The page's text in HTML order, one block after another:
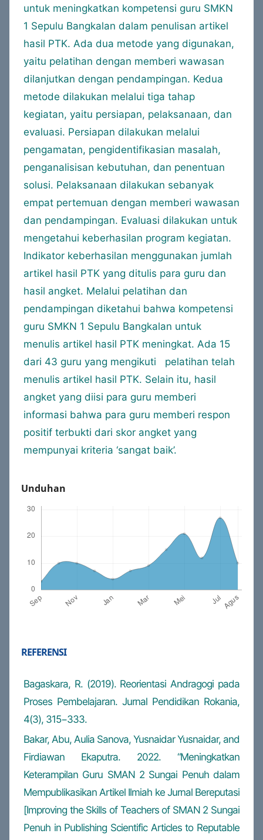
untuk meningkatkan kompetensi guru SMKN
1 Sepulu Bangkalan dalam penulisan artikel
hasil PTK. Ada dua metode yang digunakan,
yaitu pelatihan dengan memberi wawasan
dilanjutkan dengan pendampingan. Kedua
metode dilakukan melalui tiga tahap
kegiatan, yaitu persiapan, pelaksanaan, dan
evaluasi. Persiapan dilakukan melalui
pengamatan, pengidentifikasian masalah,
penganalisisan kebutuhan, dan penentuan
solusi. Pelaksanaan dilakukan sebanyak
empat pertemuan dengan memberi wawasan
dan pendampingan. Evaluasi dilakukan untuk
mengetahui keberhasilan program kegiatan.
Indikator keberhasilan menggunakan jumlah
artikel hasil PTK yang ditulis para guru dan
hasil angket. Melalui pelatihan dan
pendampingan diketahui bahwa kompetensi
guru SMKN 1 Sepulu Bangkalan untuk
menulis artikel hasil PTK meningkat. Ada 15
dari 43 guru yang mengikuti pelatihan telah
menulis artikel hasil PTK. Selain itu, hasil
angket yang diisi para guru memberi
informasi bahwa para guru memberi respon
positif terbukti dari skor angket yang
mempunyai kriteria ‘sangat baik’.
Unduhan
REFERENSI
Bagaskara, R. (2019). Reorientasi Andragogi pada
Proses Pembelajaran. Jurnal Pendidikan Rokania,
4(3), 315−333.
Bakar, Abu, Aulia Sanova, Yusnaidar Yusnaidar, and
Firdiawan Ekaputra. 2022. “Meningkatkan
Keterampilan Guru SMAN 2 Sungai Penuh dalam
Mempublikasikan Artikel Ilmiah ke Jurnal Bereputasi
[Improving the Skills of Teachers of SMAN 2 Sungai
Penuh in Publishing Scientific Articles to Reputable